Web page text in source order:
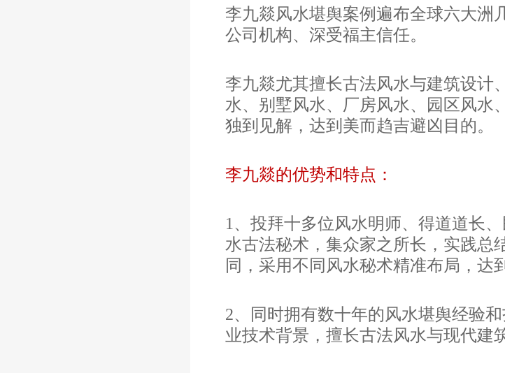
李九燚风水堪舆案例遍布全球六大洲
公司机构、深受福主信任。
李九燚尤其擅长古法风水与建筑设计
水、别墅风水、厂房风水、园区风水
独到见解，达到美而趋吉避凶目的。
李九燚的优势和特点：
1、 投拜十多位风水明师、得道道长
水古法秘术，集众家之所长，实践总
同，采用不同风水秘术精准布局，达
2、同时拥有数十年的风水堪舆经验
业技术背景，擅长古法风水与现代建